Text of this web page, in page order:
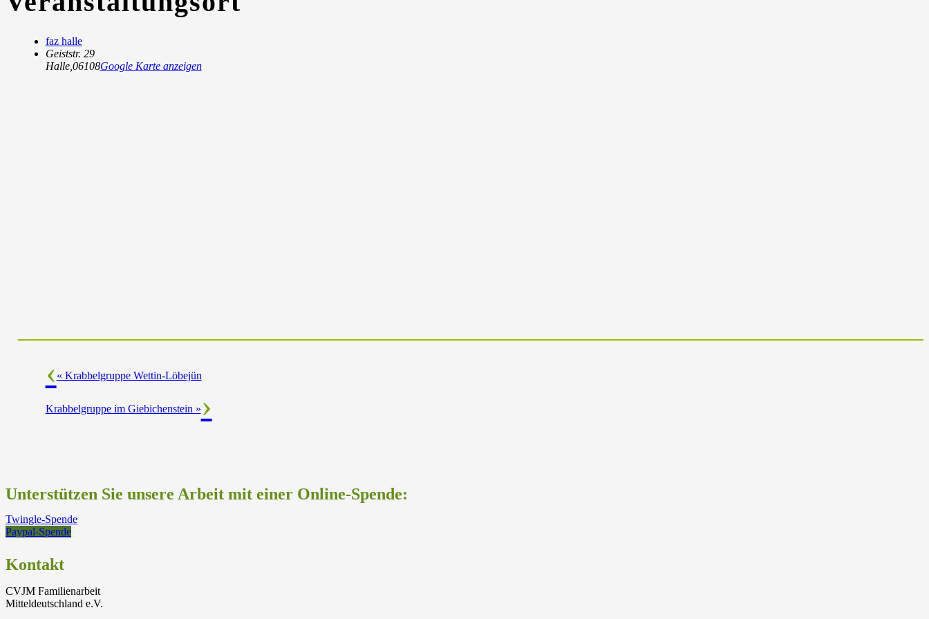
faz halle
Geiststr. 29
Halle, 06108Google Karte anzeigen
« Krabbelgruppe Wettin-Löbejün
Krabbelgruppe im Giebichenstein »
Unterstützen Sie unsere Arbeit mit einer Online-Spende:
Twingle-Spende
Paypal-Spende
Kontakt
CVJM Familienarbeit
Mitteldeutschland e.V.